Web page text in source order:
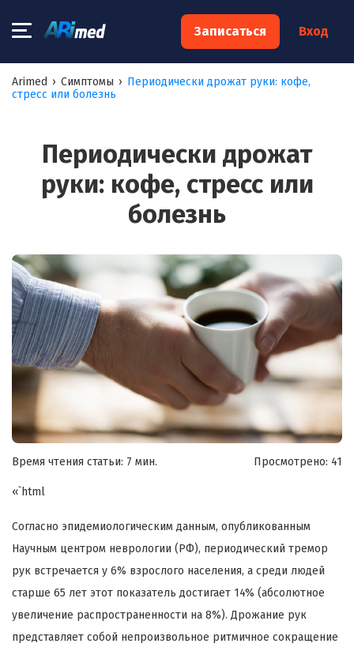
Записаться Вход
Arimed › Симптомы › Периодически дрожат руки: кофе,
стресс или болезнь
Периодически дрожат
руки: кофе, стресс или
болезнь
Время чтения статьи: 7 мин. Просмотрено: 41
«`html
Согласно эпидемиологическим данным, опубликованным
Научным центром неврологии (РФ), периодический тремор
рук встречается у 6% взрослого населения, а среди людей
старше 65 лет этот показатель достигает 14% (абсолютное
увеличение распространенности на 8%). Дрожание рук
представляет собой непроизвольное ритмичное сокращение
×
Запишитесь на консультацию к
Ваш телефон:*
Я согласен наобработку моих персональных данных